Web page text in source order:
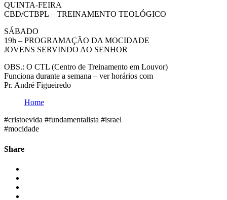
QUINTA-FEIRA
CBD/CTBPL – TREINAMENTO TEOLÓGICO
SÁBADO
19h – PROGRAMAÇÃO DA MOCIDADE
JOVENS SERVINDO AO SENHOR
OBS.: O CTL (Centro de Treinamento em Louvor)
Funciona durante a semana – ver horários com
Pr. André Figueiredo
Home
#cristoevida #fundamentalista #israel
#mocidade
Share